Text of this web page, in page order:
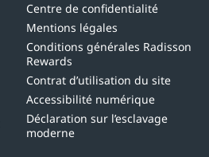
Centre de confidentialité
Mentions légales
Conditions générales Radisson
Rewards
Contrat d’utilisation du site
Accessibilité numérique
Déclaration sur l’esclavage
moderne